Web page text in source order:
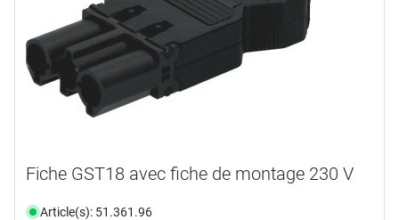
Fiche GST18 avec fiche de montage 230 V
Article(s): 51.361.96